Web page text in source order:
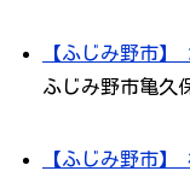
【ふじみ野市
ふじみ野市亀久
【ふじみ野市